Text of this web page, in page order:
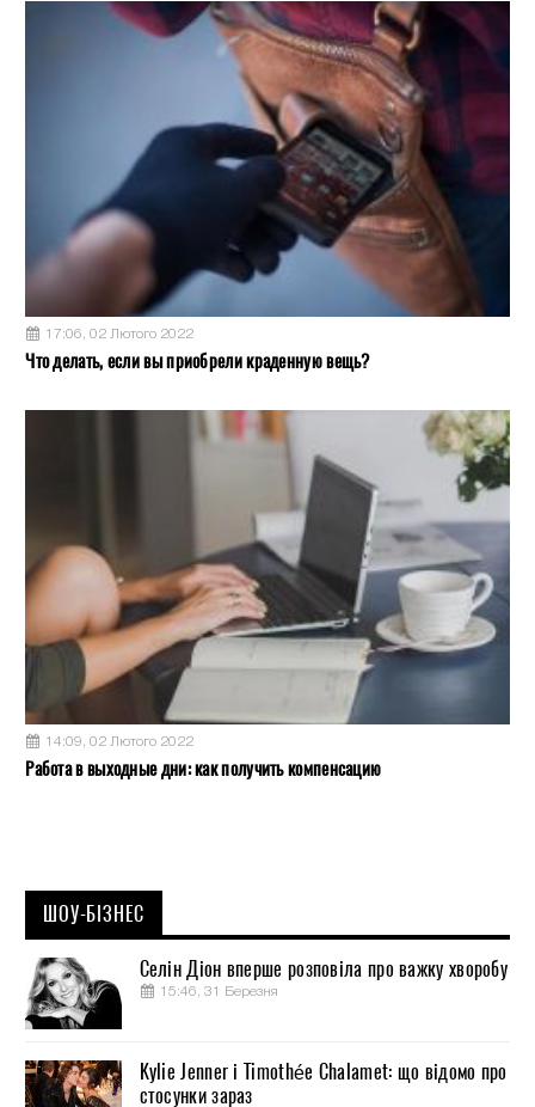
17:06, 02 Лютого 2022
Что делать, если вы приобрели краденную вещь?
14:09, 02 Лютого 2022
Работа в выходные дни: как получить компенсацию
ШОУ-БІЗНЕС
Селін Діон вперше розповіла про важку хворобу
15:46, 31 Березня
Kylie Jenner і Timothée Chalamet: що відомо про
стосунки зараз